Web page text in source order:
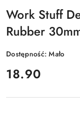
Work Stuff
Rubber
Dostępność:Mało
cena:
18.90